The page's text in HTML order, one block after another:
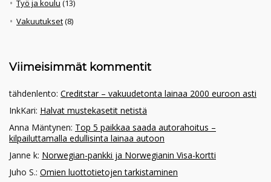
Työ ja koulu (13)
Vakuutukset(8)
Viimeisimmät kommentit
tähdenlento: Creditstar – vakuudetonta lainaa 2000 euroon asti
InkKari: Halvat mustekasetit netistä
Anna Mäntynen: Top 5 paikkaa saada autorahoitus –
kilpailuttamalla edullisinta lainaa autoon
Janne k: Norwegian-pankki ja Norwegianin Visa-kortti
Juho S.: Omien luottotietojen tarkistaminen